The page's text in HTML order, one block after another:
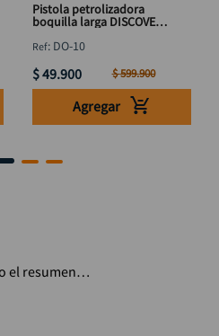
Pistola petrolizadora
boquilla larga DISCOVER
: DO-10
$49.900 $599.900
Agregar
el resumen…